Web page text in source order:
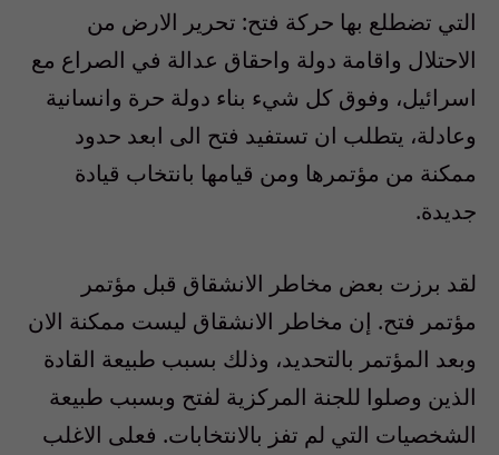
التي تضطلع بها حركة فتح: تحرير الارض من
الاحتلال واقامة دولة واحقاق عدالة في الصراع مع
اسرائيل، وفوق كل شيء بناء دولة حرة وانسانية
وعادلة، يتطلب ان تستفيد فتح الى ابعد حدود
ممكنة من مؤتمرها ومن قيامها بانتخاب قيادة
جديدة.
لقد برزت بعض مخاطر الانشقاق قبل مؤتمر
مؤتمر فتح. إن مخاطر الانشقاق ليست ممكنة الان
وبعد المؤتمر بالتحديد، وذلك بسبب طبيعة القادة
الذين وصلوا للجنة المركزية لفتح وبسبب طبيعة
الشخصيات التي لم تفز بالانتخابات. فعلى الاغلب